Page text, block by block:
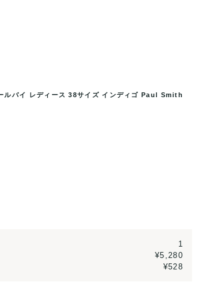
イ レディース
ポールスミス デニムパンツ ボトム
ルバイ レディース 38サイズ インディゴ Paul Smith
1
¥5,280
¥528